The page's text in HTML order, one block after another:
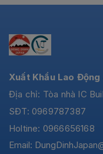
Xuất Khẩu Lao Động
Địa chỉ: Tòa nhà IC
SĐT: 0969787387
Holtine: 0966656168
Email: